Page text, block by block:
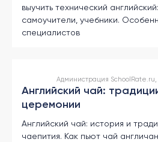
выучить технический
самоучители, учебники.
специалистов
Администрация SchoolRate.ru,
Английский чай:
церемонии
Английский чай: история и
чаепития. Как пьют чай